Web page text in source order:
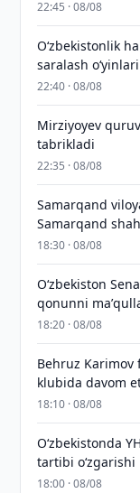
22:45 · 08/08
O‘zbekistonlik
saralash
22:40 · 08/08
Mirziyoyev
tabrikladi
22:35 · 08/08
Samarqand
Samarqand
18:30 · 08/08
Oʻzbekiston
qonunni
18:20 · 08/08
Behruz Karimov
klubida davom
18:10 · 08/08
O‘zbekistonda
tartibi
18:00 · 08/08